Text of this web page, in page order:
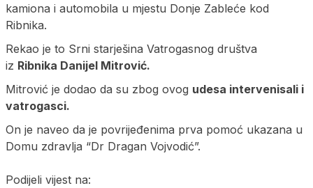
kamiona i automobila u mjestu Donje Zableće kod
Ribnika.
Rekao je to Srni starješina Vatrogasnog društva
iz Ribnika Danijel Mitrović.
Mitrović je dodao da su zbog ovog udesa intervenisali i
vatrogasci.
On je naveo da je povrijeđenima prva pomoć ukazana u
Domu zdravlja “Dr Dragan Vojvodić”.
Podijeli vijest na: